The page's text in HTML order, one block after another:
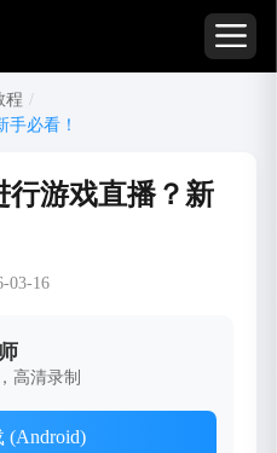
程 /
必看！
行游戏直播？新
03-16
高清录制
(Android)